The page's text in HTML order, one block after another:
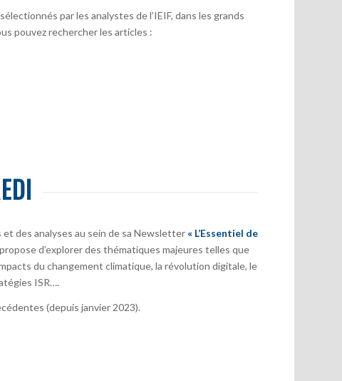
par les analystes de l’IEIF, dans les grands
pouvez rechercher les articles :
des analyses au sein de sa Newsletter « L’Essentiel de
d’explorer des thématiques majeures telles que
du changement climatique, la révolution digitale, le
ISR….
(depuis janvier 2023).